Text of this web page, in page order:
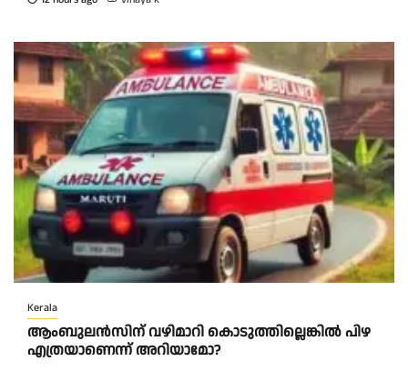
Kerala
ആംബുലന്‍സിന് വഴിമാറി കൊടുത്തില്ലെങ്കില്‍ പിഴ
എത്രയാണെന്ന് അറിയാമോ?